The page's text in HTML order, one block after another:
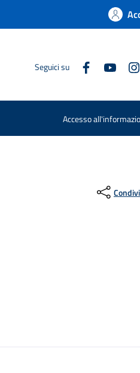
Seguici su
Accesso